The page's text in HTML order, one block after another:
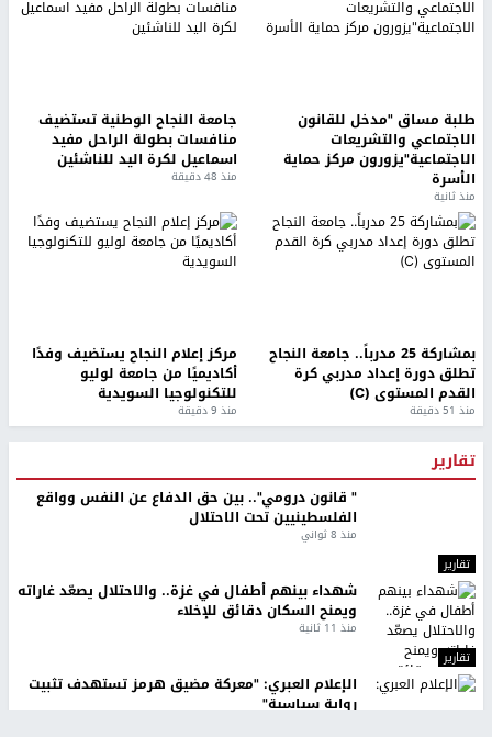
طلبة مساق "مدخل للقانون
الاجتماعي والتشريعات
الاجتماعية"يزورون مركز حماية
الأسرة
منذ ثانية
جامعة النجاح الوطنية تستضيف
منافسات بطولة الراحل مفيد
اسماعيل لكرة اليد للناشئين
منذ 48 دقيقة
بمشاركة 25 مدرباً.. جامعة النجاح
تطلق دورة إعداد مدربي كرة
القدم المستوى (C)
منذ 51 دقيقة
مركز إعلام النجاح يستضيف وفدًا
أكاديميًا من جامعة لوليو
للتكنولوجيا السويدية
منذ 9 دقيقة
تقارير
تقارير
" قانون درومي".. بين حق الدفاع عن النفس وواقع
الفلسطينيين تحت الاحتلال
منذ 8 ثواني
تقارير
شهداء بينهم أطفال في غزة.. والاحتلال يصعّد غاراته
ويمنح السكان دقائق للإخلاء
منذ 11 ثانية
الإعلام العبري: "معركة مضيق هرمز تستهدف تثبيت
رواية سياسية"